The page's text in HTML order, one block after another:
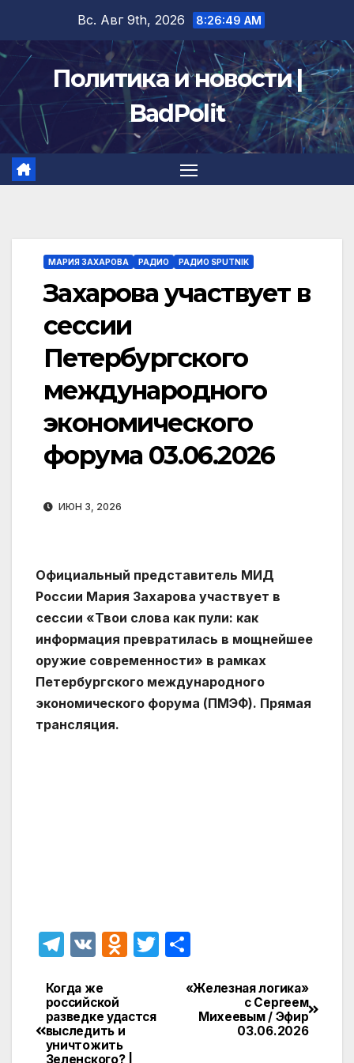
содержимому
Вс. Авг 9th, 2026 8:26:50 AM
Политика и новости |
BadPolit
МАРИЯ ЗАХАРОВА РАДИО РАДИО SPUTNIK
Захарова участвует в
сессии
Петербургского
международного
экономического
форума 03.06.2026
ИЮН 3, 2026
Официальный представитель МИД
России Мария Захарова участвует в
сессии «Твои слова как пули: как
информация превратилась в мощнейшее
оружие современности» в рамках
Петербургского международного
экономического форума (ПМЭФ). Прямая
трансляция.
T
e
gr
a
V
O
o
kl
T
п
р
Навигация
по
«Железная логика»
с Сергеем
Михеевым / Эфир
03.06.2026
Когда же
российской
разведке удастся
выследить и
уничтожить
Зеленского? |